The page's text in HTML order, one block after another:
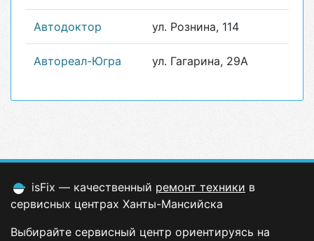
Автодоктор ул. Рознина, 114
Автореал-Югра ул. Гагарина, 29А
isFix — качественный ремонт техники в
сервисных центрах Ханты-Мансийска
Выбирайте сервисный центр ориентируясь на